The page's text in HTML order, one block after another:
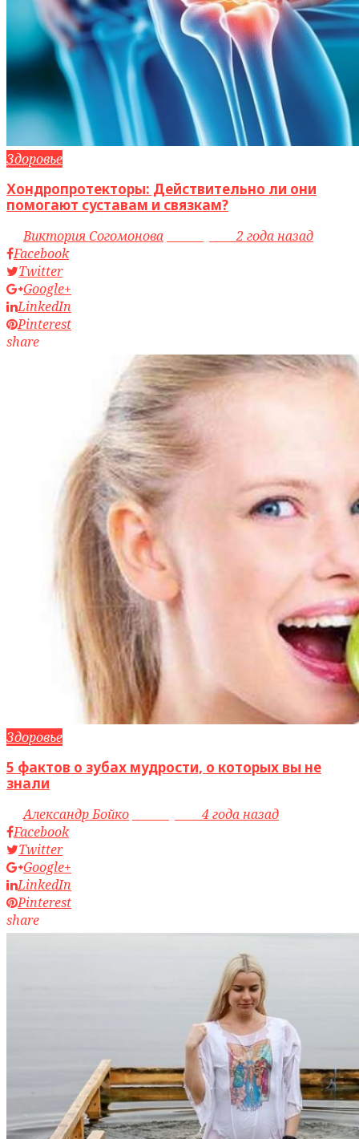
Здоровье
Хондропротекторы: Действительно ли они
помогают суставам и связкам?
byВиктория Согомонова access_time2 года назад
Facebook
Twitter
Google+
LinkedIn
Pinterest
share
Здоровье
5 фактов о зубах мудрости, о которых вы не
знали
byАлександр Бойко
4 года назад
Facebook
Twitter
Google+
LinkedIn
Pinterest
share